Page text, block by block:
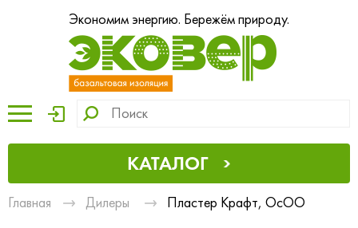
Экономим энергию. Бережём природу.
КАТАЛОГ
Главная Дилеры Пластер Крафт, ОсОО